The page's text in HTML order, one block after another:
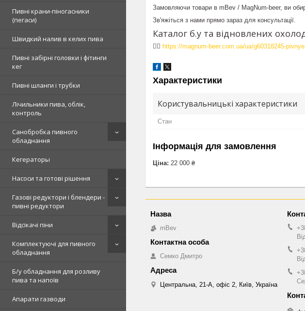
Пивні крани-піногасники
(пегаси)
Швидкий налив в келих пива
Пивні забірні головки і фітинги
кег
Пивні шланги і трубки
Лічильники пива, облік,
контроль
Санобробка пивного
обладнання
Кегераторы
Насоси та готові рішення
Газові редуктори і блендери -
пивні редуктори
Відсікачі піни
Комплектуючі для пивного
обладнання
Б/у обладнання для розливу
пива та напоїв
Апарати газводи
Замовляючи товари в mBev / MagNum-beer, ви
Зв'яжіться з нами прямо зараз для консультації.
Каталог б.у та відновлених
👉🏻 https://magnum-beer.com.ua/ua/g60318245-
Характеристики
Користувальницькі характеристики
Стан
Інформація для замовлення
Ціна: 22 000 ₴
mBev
Cемко Дмитро
Центральна, 21-А, офіс 2, Київ, Україна